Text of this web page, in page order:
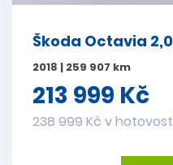
Škoda Octavia 2,0
2018 | 259 907 km
213 999 Kč
238 999 Kč v